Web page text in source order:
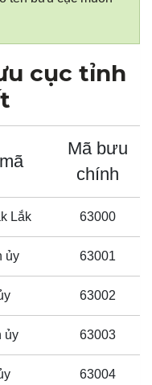
cục tỉnh
Mã bưu
chính
Lắk 63000
ủy 63001
63002
ủy 63003
63004